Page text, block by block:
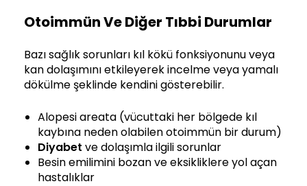
Otoimmün Ve Diğer Tıbbi Durumlar
Bazı sağlık sorunları kıl kökü fonksiyonunu veya
kan dolaşımını etkileyerek incelme veya yamalı
dökülme şeklinde kendini gösterebilir.
Alopesi areata (vücuttaki her bölgede kıl
kaybına neden olabilen otoimmün bir durum)
Diyabet ve dolaşımla ilgili sorunlar
Besin emilimini bozan ve eksikliklere yol açan
hastalıklar